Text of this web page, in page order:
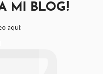
MI BLOG!
aquí: